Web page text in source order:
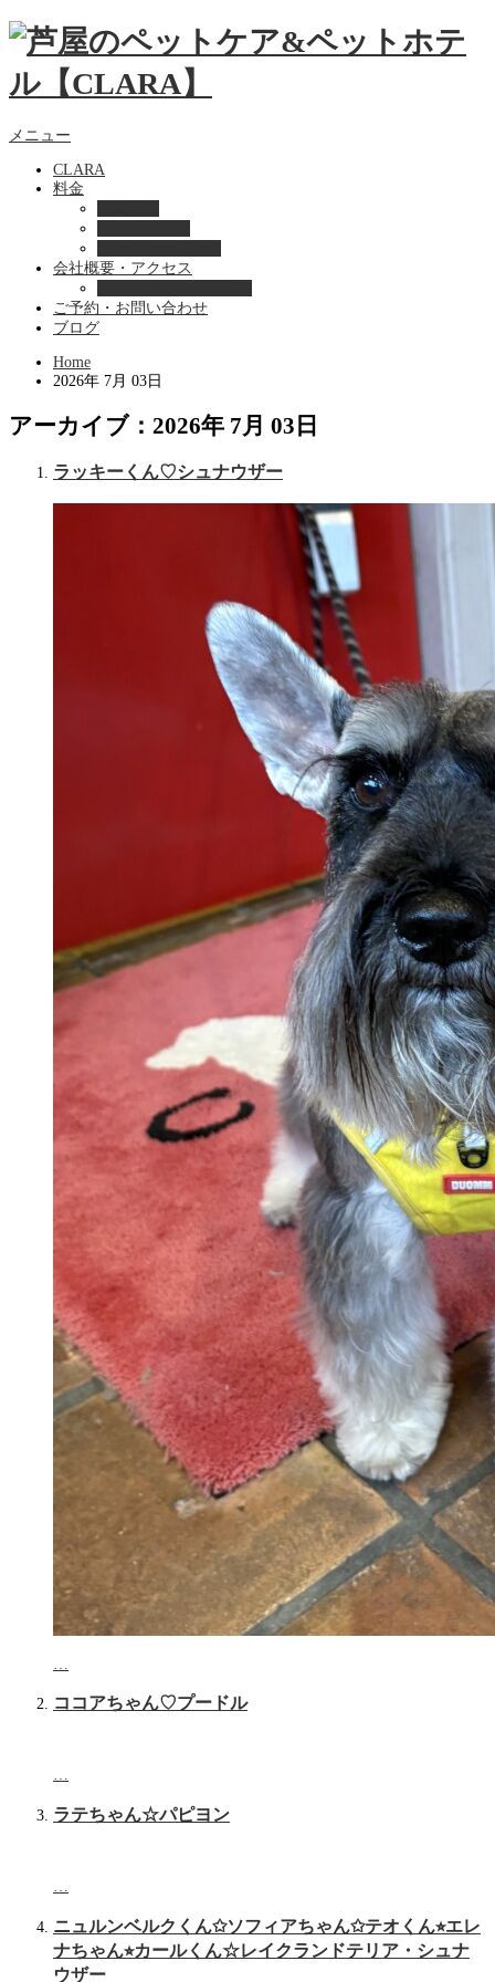
メニュー
CLARA
料金
会社概要・アクセス
ご予約・お問い合わせ
ブログ
Home
2026年 7月 03日
アーカイブ：2026年 7月 03日
ラッキーくん♡シュナウザー
ココアちゃん♡プードル
…
ラテちゃん☆パピヨン
…
ニュルンベルクくん✩ソフィアちゃん✩テオくん⭐︎エレ
ナちゃん⭐︎カールくん☆レイクランドテリア・シュナ
ウザー